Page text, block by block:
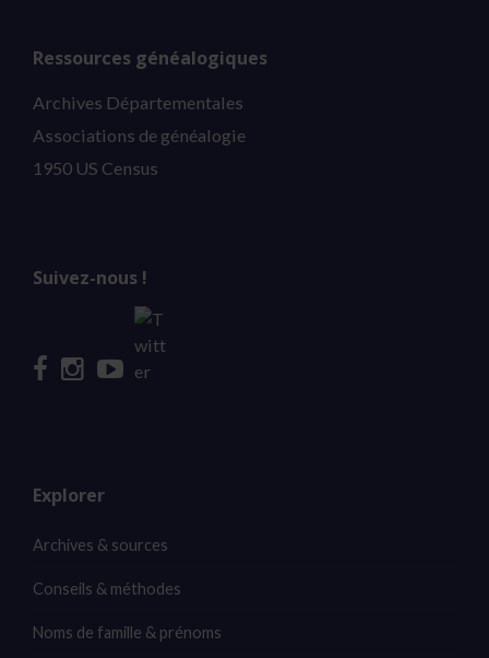
Ressources généalogiques
Archives Départementales
Associations de généalogie
1950 US Census
Suivez-nous !
Explorer
Archives & sources
Conseils & méthodes
Noms de famille & prénoms